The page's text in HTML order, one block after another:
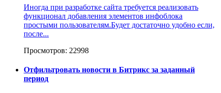
Иногда при разработке сайта требуется реализовать
функционал добавления элементов инфоблока
простыми пользователям.Будет достаточно удобно если,
после...
Просмотров: 22998
Отфильтровать новости в Битрикс за заданный
период